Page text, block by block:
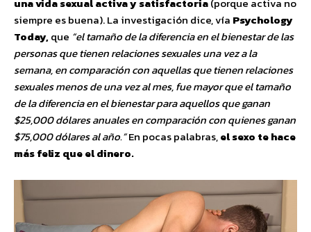
siempre es buena). La investigación dice, vía Psychology
Today,que “el tamaño de la diferencia en el bienestar de las
personas que tienen relaciones sexuales una vez a la
semana, en comparación con aquellas que tienen relaciones
sexuales menos de una vez al mes, fue mayor que el tamaño
de la diferencia en el bienestar para aquellos que ganan
$25,000 dólares anuales en comparación con quienes ganan
$75,000 dólares al año.”En pocas palabras,el sexo te hace
más feliz que el dinero.